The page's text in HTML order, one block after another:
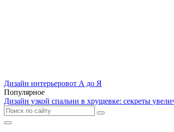
Дизайн интерьеровот А до Я
Популярное
Дизайн узкой спальни в хрущевке: секреты